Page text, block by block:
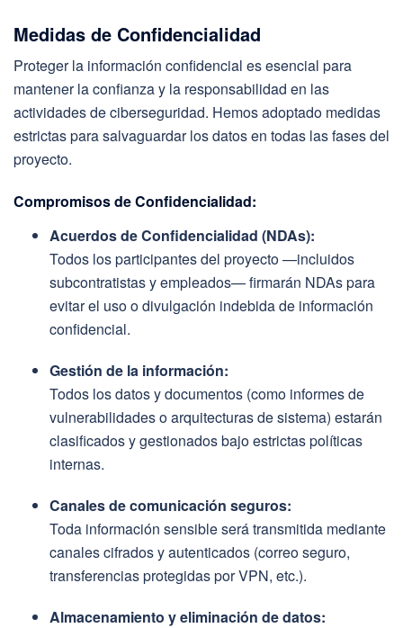
Medidas de Confidencialidad
Proteger la información confidencial es esencial para
mantener la confianza y la responsabilidad en las
actividades de ciberseguridad. Hemos adoptado medidas
estrictas para salvaguardar los datos en todas las fases del
proyecto.
Compromisos de Confidencialidad:
Acuerdos de Confidencialidad (NDAs):
Todos los participantes del proyecto —incluidos
subcontratistas y empleados— firmarán NDAs para
evitar el uso o divulgación indebida de información
confidencial.
Gestión de la información:
Todos los datos y documentos (como informes de
vulnerabilidades o arquitecturas de sistema) estarán
clasificados y gestionados bajo estrictas políticas
internas.
Canales de comunicación seguros:
Toda información sensible será transmitida mediante
canales cifrados y autenticados (correo seguro,
transferencias protegidas por VPN, etc.).
Almacenamiento y eliminación de datos: